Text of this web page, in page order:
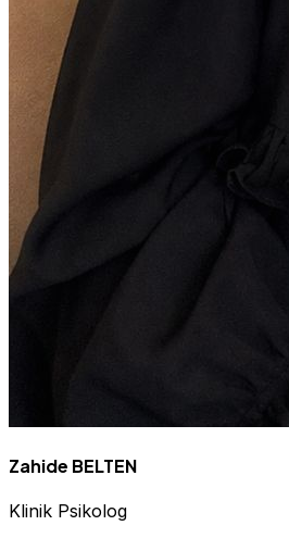
Zahide BELTEN
Klinik Psikolog